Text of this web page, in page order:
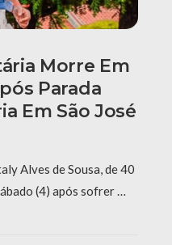
Morre Em
Parada
Em São José
Alves de Sousa, de 40
(4) após sofrer …